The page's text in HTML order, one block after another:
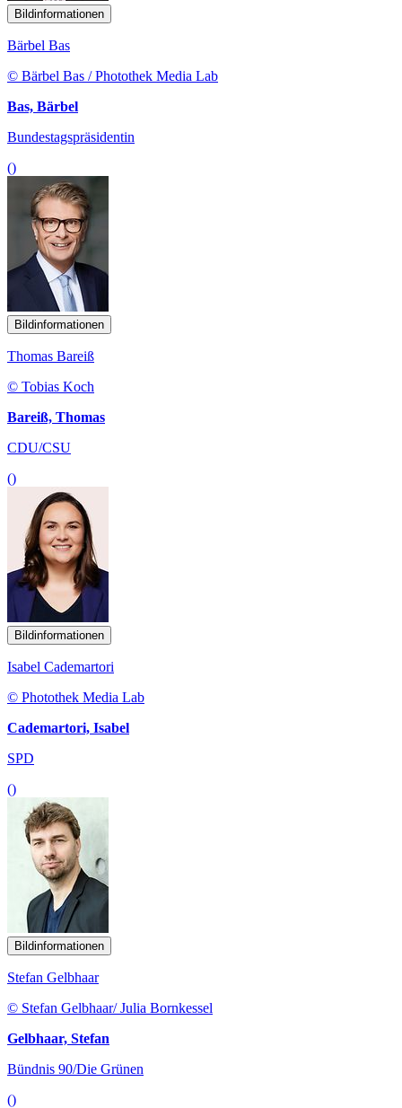
Bildinformationen
Bärbel Bas
© Bärbel Bas / Photothek Media Lab
Bas, Bärbel
Bundestagspräsidentin
()
Bildinformationen
Thomas Bareiß
© Tobias Koch
Bareiß, Thomas
CDU/CSU
()
Bildinformationen
Isabel Cademartori
© Photothek Media Lab
Cademartori, Isabel
SPD
()
Bildinformationen
Stefan Gelbhaar
© Stefan Gelbhaar/ Julia Bornkessel
Gelbhaar, Stefan
Bündnis 90/Die Grünen
()